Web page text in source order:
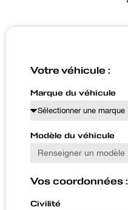
Votre véhicule :
Marque du véhicule
Modèle du véhicule
Vos coordonnées :
Civilité